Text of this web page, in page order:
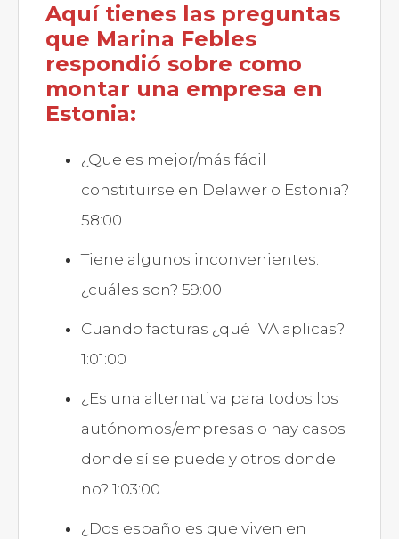
Aquí tienes las preguntas
que Marina Febles
respondió sobre como
montar una empresa en
Estonia:
¿Que es mejor/más fácil
constituirse en Delawer o Estonia?
58:00
Tiene algunos inconvenientes.
¿cuáles son? 59:00
Cuando facturas ¿qué IVA aplicas?
1:01:00
¿Es una alternativa para todos los
autónomos/empresas o hay casos
donde sí se puede y otros donde
no? 1:03:00
¿Dos españoles que viven en